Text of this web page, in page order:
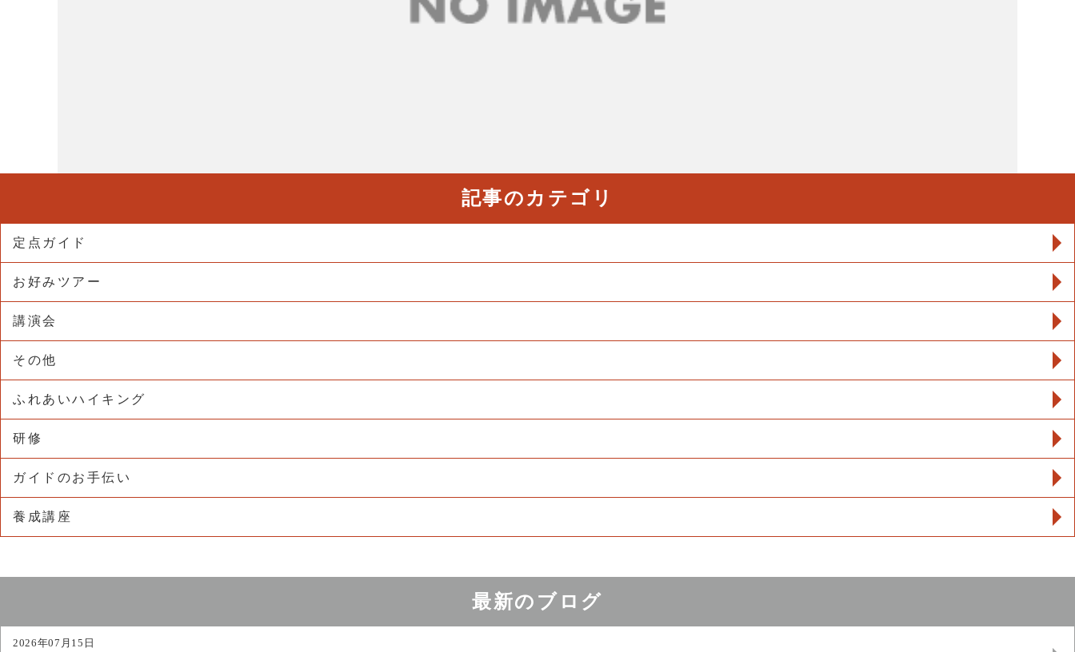
記事のカテゴリ
定点ガイド
お好みツアー
講演会
その他
ふれあいハイキング
研修
ガイドのお手伝い
養成講座
最新のブログ
2026年07月15日